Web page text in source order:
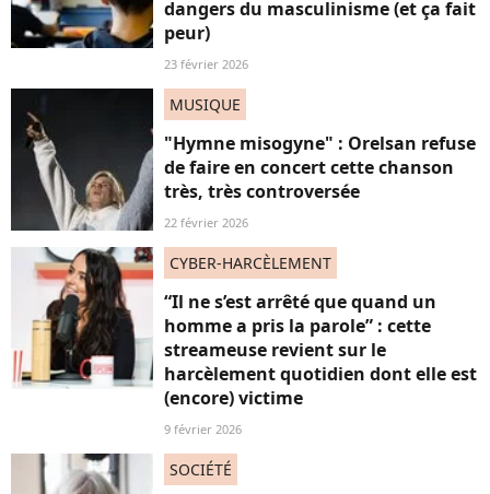
dangers du masculinisme (et ça fait
peur)
23 février 2026
MUSIQUE
"Hymne misogyne" : Orelsan refuse
de faire en concert cette chanson
très, très controversée
22 février 2026
CYBER-HARCÈLEMENT
“Il ne s’est arrêté que quand un
homme a pris la parole” : cette
streameuse revient sur le
harcèlement quotidien dont elle est
(encore) victime
9 février 2026
SOCIÉTÉ